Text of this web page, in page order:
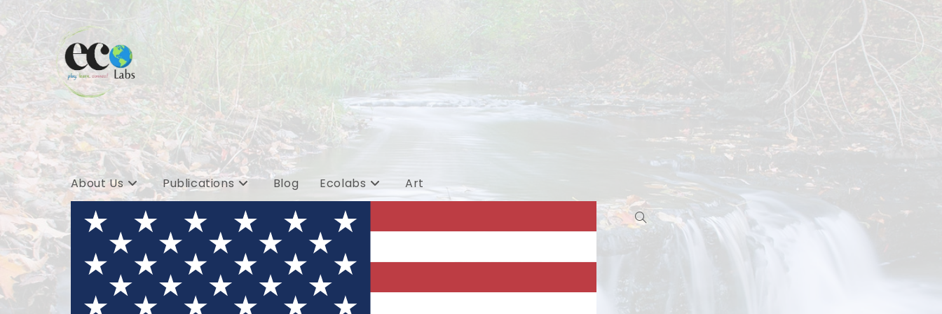
to
content
About Us Publications Blog Ecolabs Art
Toggle